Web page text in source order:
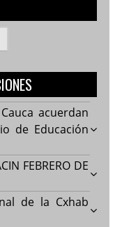
acuerdan
de Educación
FEBRERO DE
de la Cxhab